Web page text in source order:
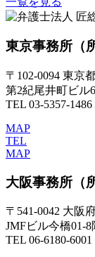
東京事務所 （
〒102-0094 東京
第2紀尾井町ビル
TEL 03-5357-
MAP
TEL
MAP
大阪事務所 （
〒541-0042 大阪
JMFビル今橋01-8
TEL 06-6180-6001